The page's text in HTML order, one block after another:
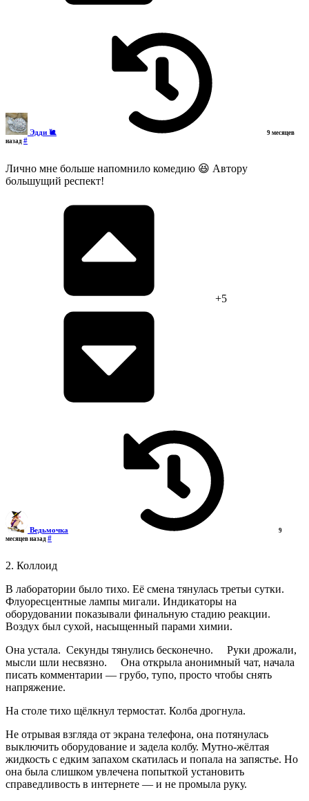
Эдди 🐌
9 месяцев
назад #
Лично мне больше напомнило комедию 😆 Автору
большущий респект!
+5
Ведьмочка
9
месяцев назад #
2. Коллоид
В лаборатории было тихо. Её смена тянулась третьи сутки.
Флуоресцентные лампы мигали. Индикаторы на
оборудовании показывали финальную стадию реакции.
Воздух был сухой, насыщенный парами химии.
Она устала. Секунды тянулись бесконечно. Руки дрожали,
мысли шли несвязно. Она открыла анонимный чат, начала
писать комментарии — грубо, тупо, просто чтобы снять
напряжение.
На столе тихо щёлкнул термостат. Колба дрогнула.
Не отрывая взгляда от экрана телефона, она потянулась
выключить оборудование и задела колбу. Мутно-жёлтая
жидкость с едким запахом скатилась и попала на запястье. Но
она была слишком увлечена попыткой установить
справедливость в интернете — и не промыла руку.